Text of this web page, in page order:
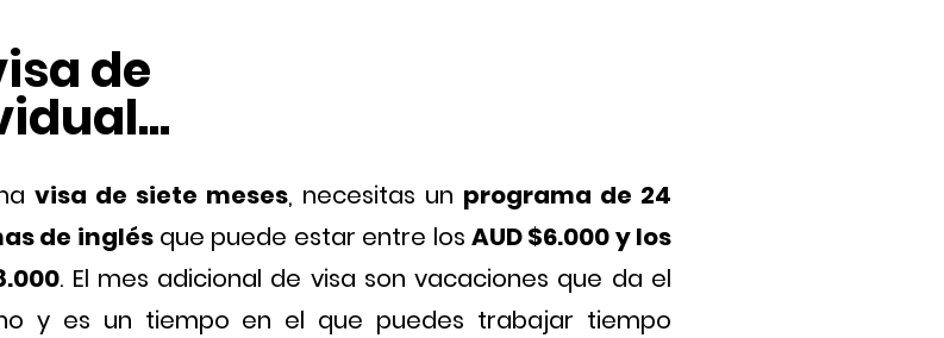
de
visa de siete meses, necesitas un programa de 24
de inglésque puede estar entre los AUD $6.000 y los
. El mes adicional de visa son vacaciones que da el
y es un tiempo en el que puedes trabajar tiempo